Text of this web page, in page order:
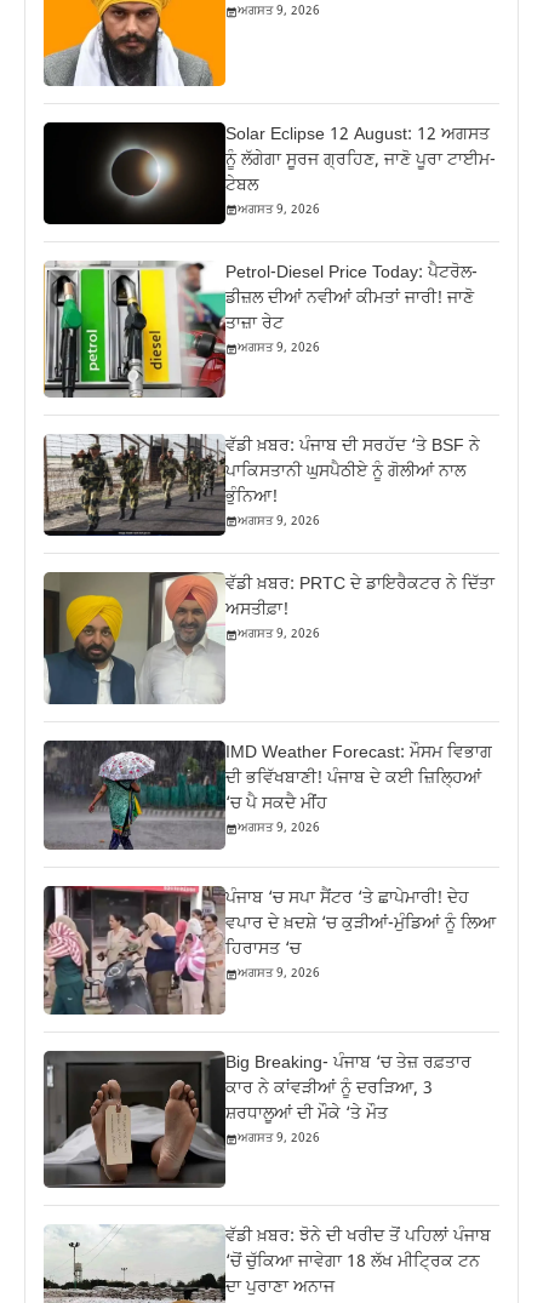
ਅਗਸਤ 9, 2026
Solar Eclipse 12 August: 12 ਅਗਸਤ
ਨੂੰ ਲੱਗੇਗਾ ਸੂਰਜ ਗ੍ਰਹਿਣ, ਜਾਣੋ ਪੂਰਾ ਟਾਈਮ-
ਟੇਬਲ
ਅਗਸਤ 9, 2026
Petrol-Diesel Price Today: ਪੈਟਰੋਲ-
ਡੀਜ਼ਲ ਦੀਆਂ ਨਵੀਆਂ ਕੀਮਤਾਂ ਜਾਰੀ! ਜਾਣੋ
ਤਾਜ਼ਾ ਰੇਟ
ਅਗਸਤ 9, 2026
ਵੱਡੀ ਖ਼ਬਰ: ਪੰਜਾਬ ਦੀ ਸਰਹੱਦ ‘ਤੇ BSF ਨੇ
ਪਾਕਿਸਤਾਨੀ ਘੁਸਪੈਠੀਏ ਨੂੰ ਗੋਲੀਆਂ ਨਾਲ
ਭੁੰਨਿਆ!
ਅਗਸਤ 9, 2026
ਵੱਡੀ ਖ਼ਬਰ: PRTC ਦੇ ਡਾਇਰੈਕਟਰ ਨੇ ਦਿੱਤਾ
ਅਸਤੀਫ਼ਾ!
ਅਗਸਤ 9, 2026
IMD Weather Forecast: ਮੌਸਮ ਵਿਭਾਗ
ਦੀ ਭਵਿੱਖਬਾਣੀ! ਪੰਜਾਬ ਦੇ ਕਈ ਜ਼ਿਲ੍ਹਿਆਂ
‘ਚ ਪੈ ਸਕਦੈ ਮੀਂਹ
ਅਗਸਤ 9, 2026
ਪੰਜਾਬ ‘ਚ ਸਪਾ ਸੈਂਟਰ ‘ਤੇ ਛਾਪੇਮਾਰੀ! ਦੇਹ
ਵਪਾਰ ਦੇ ਖ਼ਦਸ਼ੇ ‘ਚ ਕੁੜੀਆਂ-ਮੁੰਡਿਆਂ ਨੂੰ ਲਿਆ
ਹਿਰਾਸਤ ‘ਚ
ਅਗਸਤ 9, 2026
Big Breaking- ਪੰਜਾਬ ‘ਚ ਤੇਜ਼ ਰਫ਼ਤਾਰ
ਕਾਰ ਨੇ ਕਾਂਵੜੀਆਂ ਨੂੰ ਦਰੜਿਆ, 3
ਸ਼ਰਧਾਲੂਆਂ ਦੀ ਮੌਕੇ ‘ਤੇ ਮੌਤ
ਅਗਸਤ 9, 2026
ਵੱਡੀ ਖ਼ਬਰ: ਝੋਨੇ ਦੀ ਖਰੀਦ ਤੋਂ ਪਹਿਲਾਂ ਪੰਜਾਬ
‘ਚੋਂ ਚੁੱਕਿਆ ਜਾਵੇਗਾ 18 ਲੱਖ ਮੀਟ੍ਰਿਕ ਟਨ
ਦਾ ਪੁਰਾਣਾ ਅਨਾਜ